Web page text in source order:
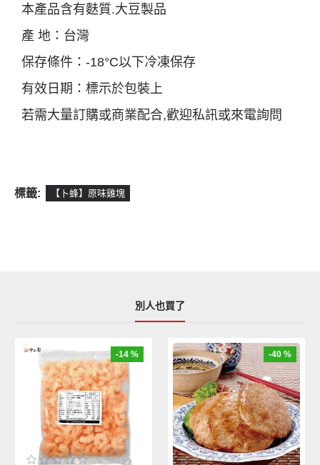
本產品含有麩質.大豆製品
產 地：台灣
保存條件：-18°C以下冷凍保存
有效日期：標示於包裝上
若需大量訂購或商業配合,歡迎私訊或來電詢問
標籤: 【卜蜂】原味雞塊
別人也買了
-14 % -40 %